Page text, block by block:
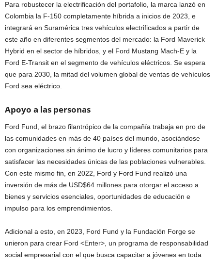
Para robustecer la electrificación del portafolio, la marca lanzó en
Colombia la F-150 completamente híbrida a inicios de 2023, e
integrará en Suramérica tres vehículos electrificados a partir de
este año en diferentes segmentos del mercado: la Ford Maverick
Hybrid en el sector de híbridos, y el Ford Mustang Mach-E y la
Ford E-Transit en el segmento de vehículos eléctricos. Se espera
que para 2030, la mitad del volumen global de ventas de vehículos
Ford sea eléctrico.
Apoyo a las personas
Ford Fund, el brazo filantrópico de la compañía trabaja en pro de
las comunidades en más de 40 países del mundo, asociándose
con organizaciones sin ánimo de lucro y líderes comunitarios para
satisfacer las necesidades únicas de las poblaciones vulnerables.
Con este mismo fin, en 2022, Ford y Ford Fund realizó una
inversión de más de USD$64 millones para otorgar el acceso a
bienes y servicios esenciales, oportunidades de educación e
impulso para los emprendimientos.
Adicional a esto, en 2023, Ford Fund y la Fundación Forge se
unieron para crear Ford <Enter>, un programa de responsabilidad
social empresarial con el que busca capacitar a jóvenes en toda